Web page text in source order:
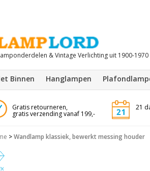
& Vintage Verlichting uit 1900-1970
Binnen Hanglampen
Gratis retourneren,
gratis verzending vanaf 199,-
21
>Wandlamp klassiek, bewerkt messing houder